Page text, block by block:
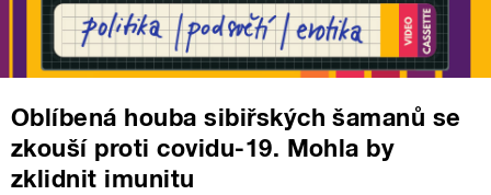
Oblíbená houba sibiřských šamanů se
zkouší proti covidu-19. Mohla by
zklidnit imunitu